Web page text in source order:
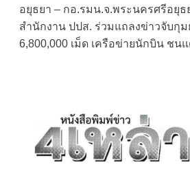
navigation
อยุธยา – กอ.รมน.จ.พระนครศรีอยุ
สำนักงาน ปปส. ร่วมแถลงข่าวจับกุ
6,800,000 เม็ด เครือข่ายนักบิน ชน